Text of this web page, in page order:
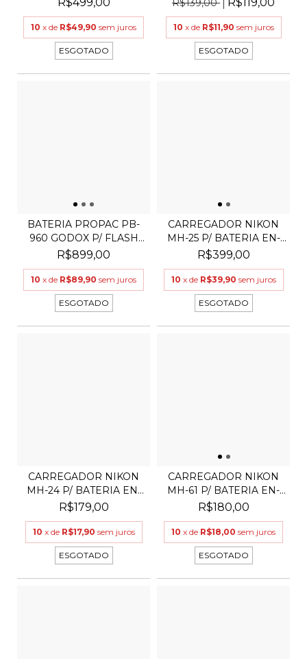
10 x de R$49,90 sem juros
ESGOTADO
10 x de R$11,90 sem juros
ESGOTADO
BATERIA PROPAC PB-
960 GODOX P/ FLASH
AD3...
R$899,00
10 x de R$89,90 sem juros
ESGOTADO
CARREGADOR NIKON
MH-25 P/ BATERIA EN-
EL1...
R$399,00
10 x de R$39,90 sem juros
ESGOTADO
CARREGADOR NIKON
MH-24 P/ BATERIA EN-
EL1...
R$179,00
10 x de R$17,90 sem juros
ESGOTADO
CARREGADOR NIKON
MH-61 P/ BATERIA EN-
EL5
R$180,00
10 x de R$18,00 sem juros
ESGOTADO